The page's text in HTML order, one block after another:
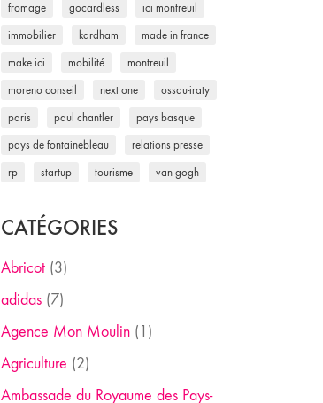
fromage gocardless ici montreuil
immobilier kardham made in france
make ici mobilité montreuil
moreno conseil next one ossau-iraty
paris paul chantler pays basque
pays de fontainebleau relations presse
rp startup tourisme van gogh
CATÉGORIES
Abricot(3)
adidas(7)
Agence Mon Moulin(1)
Agriculture (2)
Ambassade du Royaume des Pays-